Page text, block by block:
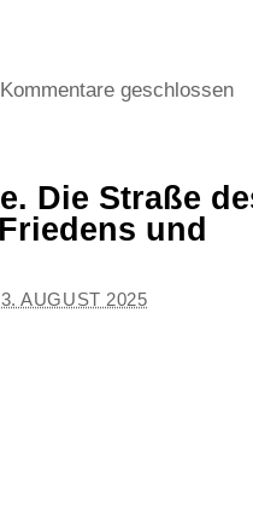
Kommentare geschlossen
Die Straße
und
AUGUST 2025